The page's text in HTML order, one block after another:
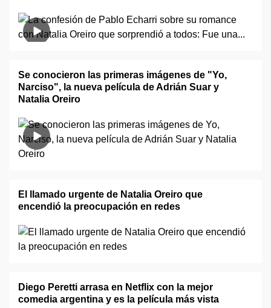
Se conocieron las primeras imágenes de "Yo,
Narciso", la nueva película de Adrián Suar y
Natalia Oreiro
El llamado urgente de Natalia Oreiro que
encendió la preocupación en redes
Diego Peretti arrasa en Netflix con la mejor
comedia argentina y es la película más vista